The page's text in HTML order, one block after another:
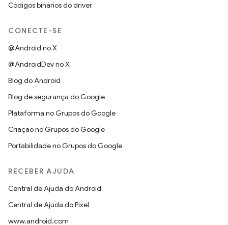
Códigos binários do driver
CONECTE-SE
@Android no X
@AndroidDev no X
Blog do Android
Blog de segurança do Google
Plataforma no Grupos do Google
Criação no Grupos do Google
Portabilidade no Grupos do Google
RECEBER AJUDA
Central de Ajuda do Android
Central de Ajuda do Pixel
www.android.com